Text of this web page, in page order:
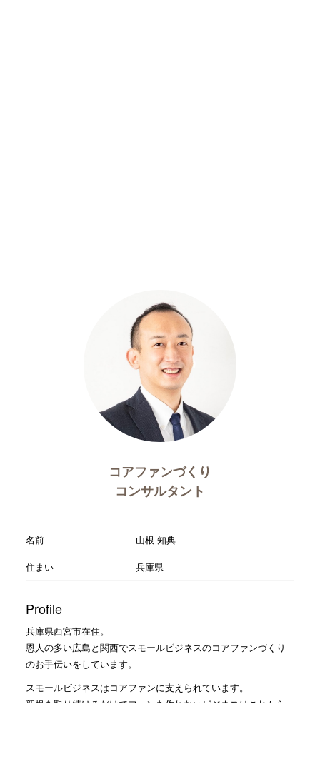
コアファンづくり
コンサルタント
名前
山根 知典
住まい
兵庫県
Profile
兵庫県西宮市在住。
恩人の多い広島と関西でスモールビジネスのコアファンづくり
のお手伝いをしています。
スモールビジネスはコアファンに支えられています。
新規を取り続けるだけでファンを作れないビジネスはこれから